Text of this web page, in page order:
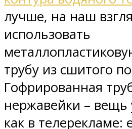
лучше, на наш
использовать
трубу из сшитого
Гофрированная
нержавейки – вещь
как в телерекламе: